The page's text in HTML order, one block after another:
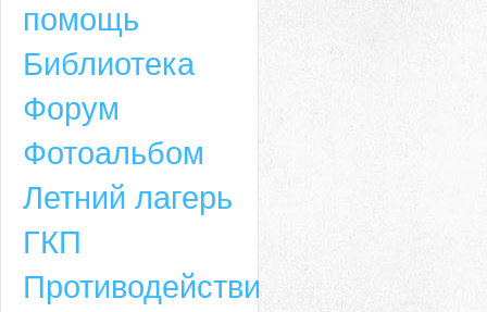
Адрес
6-49, электронный адрес: aja_70@mail.ru
помощь
Библиотека
Форум
Фотоальбом
Летний лагерь
ГКП
Противодействие